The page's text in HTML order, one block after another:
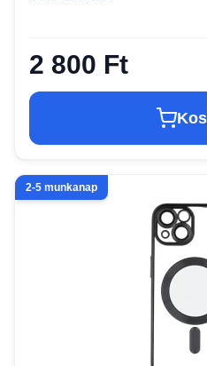
2 800 Ft
2-5 munkanap